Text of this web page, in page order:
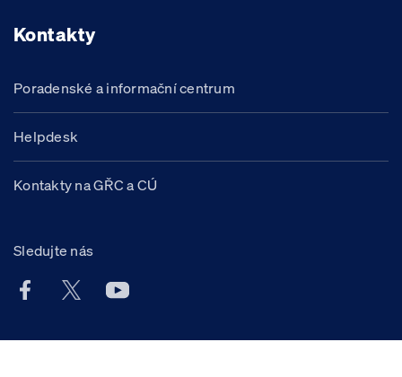
Kontakty
Poradenské a informační centrum
Helpdesk
Kontakty na GŘC a CÚ
Sledujte nás
Facebook účet Celní správy ČR
X účet Celní správy ČR
Youtube účet Celní správy ČR